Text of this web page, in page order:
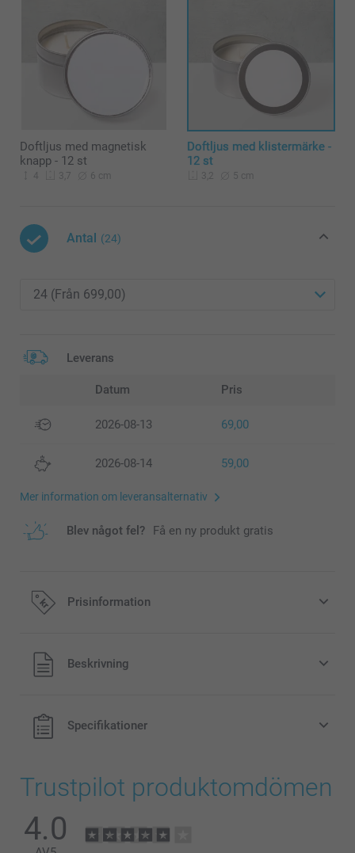
Doftljus med magnetisk
knapp - 12 st
4 3,7 6 cm
Doftljus med klistermärke -
12 st
3,2 5 cm
Antal (24)
Leverans
Datum Pris
2026-08-13 69,00
2026-08-14 59,00
Mer information om leveransalternativ
Blev något fel? Få en ny produkt gratis
Prisinformation
Alla priser är i svenska kronor (SEK), inklusive moms och
exklusive porto.
Beskrivning
Specifikationer
Trustpilot produktomdömen
4.0